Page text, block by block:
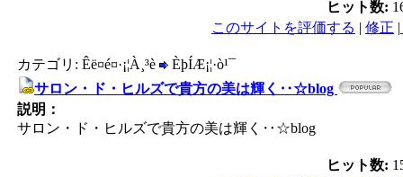
ヒット数:
このサイトを評価する | 修正 |
カテゴリ: Êë¤é¤·¡¦À¸³è
ÈþÍÆ¡¦·ò¹¯
サロン・ド・ヒルズで貴方の美は輝く‥☆blog
説明：
サロン・ド・ヒルズで貴方の美は輝く‥☆blog
ヒット数: